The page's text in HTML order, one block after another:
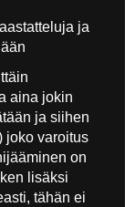
ja
aina jokin
ja siihen
joko varoitus
on
lisäksi
tähän ei